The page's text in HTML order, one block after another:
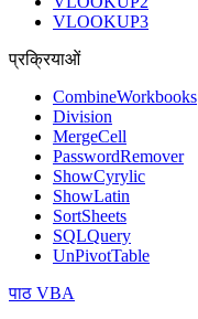
VLOOKUP3
प्रक्रियाओं
CombineWorkbooks
Division
MergeCell
PasswordRemover
ShowCyrylic
ShowLatin
SortSheets
SQLQuery
UnPivotTable
पाठ VBA